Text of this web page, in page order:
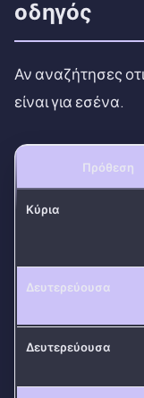
οδηγός
Αν αναζήτησες
είναι για εσένα.
Πρόθεση
Κύρια
Δευτερεύουσα
Δευτερεύουσα